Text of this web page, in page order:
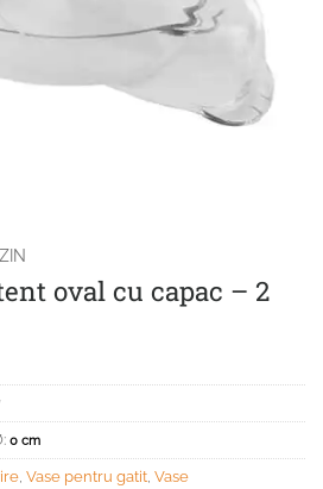
oval cu capac – 2
0 cm
Vase pentru gatit Vase